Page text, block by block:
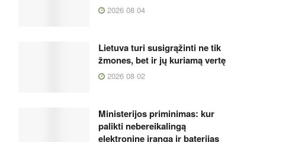
2026 08 04
Lietuva turi susigrąžinti ne tik
žmones, bet ir jų kuriamą vertę
2026 08 02
Ministerijos priminimas: kur
palikti nebereikalingą
elektroninę įrangą ir baterijas